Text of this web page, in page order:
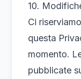
10.
Ci
questa
momento.
pubblicate